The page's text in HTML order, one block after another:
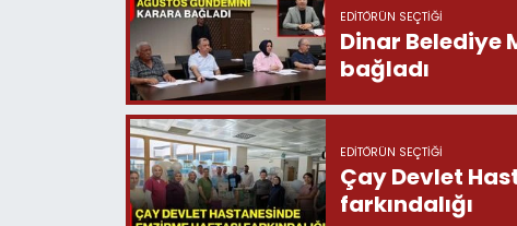
EDITÖRÜN SEÇTIĞI
Dinar Belediye
bağladı
EDITÖRÜN SEÇTIĞI
Çay Devlet
farkındalığı